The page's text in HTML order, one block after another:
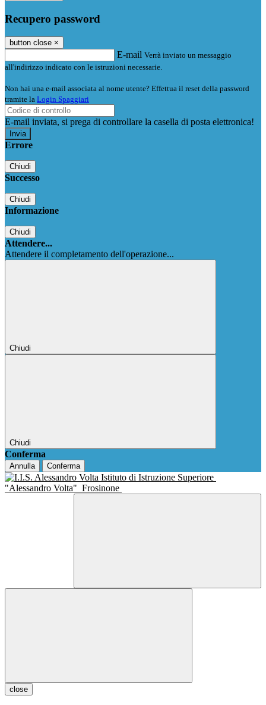
Recupero password
button close ×
E-mail Verrà inviato un messaggio
all'indirizzo indicato con le istruzioni necessarie.
Non hai una e-mail associata al nome utente? Effettua il reset della password
tramite la Login Spaggiari
E-mail inviata, si prega di controllare la casella di posta elettronica!
Errore
Chiudi
Successo
Chiudi
Informazione
Chiudi
Attendere...
Attendere il completamento dell'operazione...
Chiudi
Chiudi
Conferma
Annulla Conferma
Istituto di Istruzione Superiore
"Alessandro Volta" Frosinone
close